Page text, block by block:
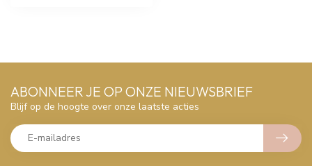
ABONNEER JE OP ONZE NIEUWSBRIEF
Blijf op de hoogte over onze laatste acties